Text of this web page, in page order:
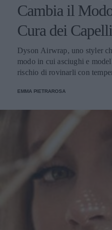
Cambia il
Cura dei Capelli
Dyson Airwrap, uno styler
modo in cui asciughi e
rischio di rovinarli con
EMMA PIETRAROSA